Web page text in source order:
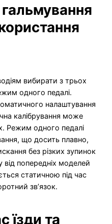
вибирати з трьох
одного педалі.
налаштування
калібрування може
Режим одного педалі
що досить плавно,
без різких зупинок
від попередніх моделей
статичною під час
зв’язок.
їзди та